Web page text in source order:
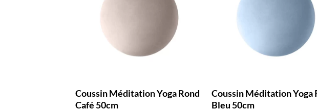
Coussin Méditation Yoga Rond
Café 50cm
Coussin Méditation Yoga
Bleu 50cm